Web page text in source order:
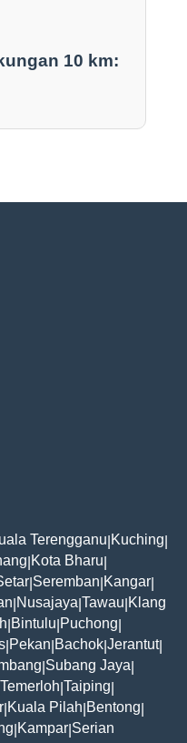
10 km:
Terengganu Kuching
Kota Bharu
Seremban Kangar
Nusajaya Tawau Klang
Bintulu Puchong
Pekan Bachok Jerantut|
Subang Jaya
Temerloh Taiping
Kuala Pilah Bentong
Kampar Serian